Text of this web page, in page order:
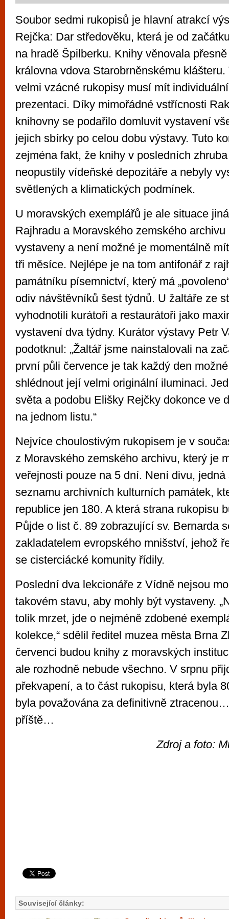
Soubor sedmi rukopisů je hlavní atrakcí
Rejčka: Dar středověku, která je od
na hradě Špilberku. Knihy věnovala
královna vdova Starobrněnskému klášteru.
velmi vzácné rukopisy musí mít
prezentaci. Díky mimořádné vstřícnosti
knihovny se podařilo domluvit vystavení
jejich sbírky po celou dobu výstavy. Tuto
zejména fakt, že knihy v posledních
neopustily vídeňské depozitáře a nebyly
světlených a klimatických podmínek.
U moravských exemplářů je ale situace
Rajhradu a Moravského zemského
vystaveny a není možné je momentálně
tři měsíce. Nejlépe je na tom antifonář z
památníku písemnictví, který má
odiv návštěvníků šest týdnů. U žaltáře ze
vyhodnotili kurátoři a restaurátoři jako
vystavení dva týdny. Kurátor výstavy Petr
podotknul: „Žaltář jsme nainstalovali na
první půli července je tak každý den
shlédnout její velmi originální iluminaci.
světa a podobu Elišky Rejčky dokonce ve
na jednom listu.“
Nejvíce choulostivým rukopisem je v
z Moravského zemského archivu, který je
veřejnosti pouze na 5 dní. Není divu, jedná
seznamu archivních kulturních památek,
republice jen 180. A která strana rukopisu
Půjde o list č. 89 zobrazující sv. Bernarda
zakladatelem evropského mnišství, jehož
se cisterciácké komunity řídily.
Poslední dva lekcionáře z Vídně nejsou
takovém stavu, aby mohly být vystaveny.
tolik mrzet, jde o nejméně zdobené
kolekce,“ sdělil ředitel muzea města Brna
červenci budou knihy z moravských
ale rozhodně nebude všechno. V srpnu
překvapení, a to část rukopisu, která byla
byla považována za definitivně
příště…
Zdroj a foto:
Související články: